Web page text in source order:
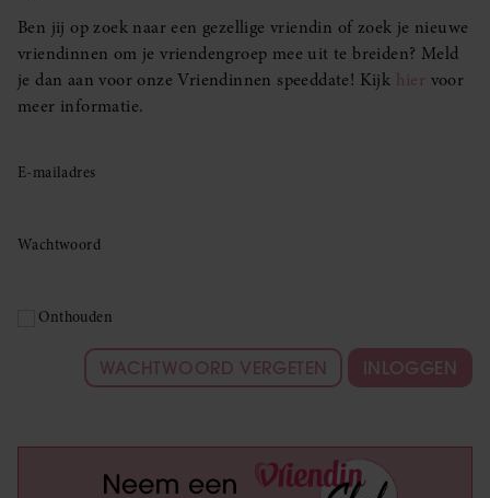
Ben jij op zoek naar een gezellige vriendin of zoek je nieuwe
vriendinnen om je vriendengroep mee uit te breiden? Meld
je dan aan voor onze Vriendinnen speeddate! Kijk hier voor
meer informatie.
E-mailadres
Wachtwoord
Onthouden
WACHTWOORD VERGETEN INLOGGEN